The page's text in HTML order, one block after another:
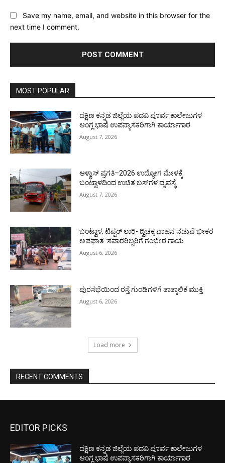
Save my name, email, and website in this browser for the
next time I comment.
MOST POPULAR
ದಕ್ಷಿಣ ಕನ್ನಡ ಜಿಲ್ಲೆಯ ಪದವಿ ಪೂರ್ವ ಕಾಲೇಜುಗಳ
ಆಂಗ್ಲ ಭಾಷೆ ಉಪನ್ಯಾಸಕರಿಗಾಗಿ ಕಾರ್ಯಾಗಾರ
August 7, 2026
ಆಳ್ವಾಸ್ ಪ್ರಗತಿ–2026 ಉದ್ಯೋಗ ಮೇಳಕ್ಕೆ
ಬಂಟ್ವಾಳದಿಂದ ಉಚಿತ ಬಸ್‌ಗಳ ವ್ಯವಸ್ಥೆ
August 7, 2026
ಬಂಟ್ವಾಳ: ಟಿಪ್ಪರ್ ಲಾರಿ- ದ್ವಿಚಕ್ರ ವಾಹನ ನಡುವೆ ಭೀಕರ
ಅಪಘಾತ :ಸವಾರರಿಬ್ಬರಿಗೆ ಗಂಭೀರ ಗಾಯ
August 6, 2026
ಪುರಸಭೆಯಿಂದ ರಸ್ತೆ ಗುಂಡಿಗಳಿಗೆ ತಾತ್ಕಾಲಿಕ ಮುಕ್ತಿ
August 6, 2026
Load more
RECENT COMMENTS
EDITOR PICKS
ದಕ್ಷಿಣ ಕನ್ನಡ ಜಿಲ್ಲೆಯ ಪದವಿ ಪೂರ್ವ ಕಾಲೇಜುಗಳ
ಆಂಗ್ಲ ಭಾಷೆ ಉಪನ್ಯಾಸಕರಿಗಾಗಿ ಕಾರ್ಯಾಗಾರ